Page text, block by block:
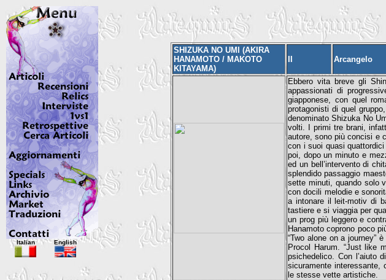
SHIZUKA NO UMI (AKIRA
HANAMOTO / MAKOTO
KITAYAMA)
Arcangelo
Ebbero vita breve gli
appassionati di
giapponese, con quel
protagonisti di quel
denominato Shizuka No
volti. I primi tre brani,
autore, sono più concisi e
con i suoi quasi
poi, dopo un minuto e
ed un bell’intervento di
splendido passaggio
sette minuti, quando solo
con docili melodie e
a intonare il leit-motiv di
tastiere e si viaggia per
un prog più leggero e
Hanamoto coprono poco
“Two alone on a journey”
Procol Harum. “Just like
psichedelico. Con l’aiuto
sicuramente interessante,
le stesse vette artistiche.
Italian English